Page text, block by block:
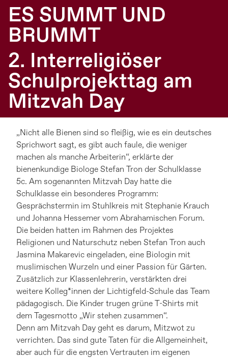
ES SUMMT UND
BRUMMT
2. Interreligiöser
Schulprojekttag am
Mitzvah Day
„Nicht alle Bienen sind so fleißig, wie es ein deutsches
Sprichwort sagt, es gibt auch faule, die weniger
machen als manche Arbeiterin“, erklärte der
bienenkundige Biologe Stefan Tron der Schulklasse
5c. Am sogenannten Mitzvah Day hatte die
Schulklasse ein besonderes Programm:
Gesprächstermin im Stuhlkreis mit Stephanie Krauch
und Johanna Hessemer vom Abrahamischen Forum.
Die beiden hatten im Rahmen des Projektes
Religionen und Naturschutz neben Stefan Tron auch
Jasmina Makarevic eingeladen, eine Biologin mit
muslimischen Wurzeln und einer Passion für Gärten.
Zusätzlich zur Klassenlehrerin, verstärkten drei
weitere Kolleg*innen der Lichtigfeld-Schule das Team
pädagogisch. Die Kinder trugen grüne T-Shirts mit
dem Tagesmotto „Wir stehen zusammen“.
Denn am Mitzvah Day geht es darum, Mitzwot zu
verrichten. Das sind gute Taten für die Allgemeinheit,
aber auch für die engsten Vertrauten im eigenen